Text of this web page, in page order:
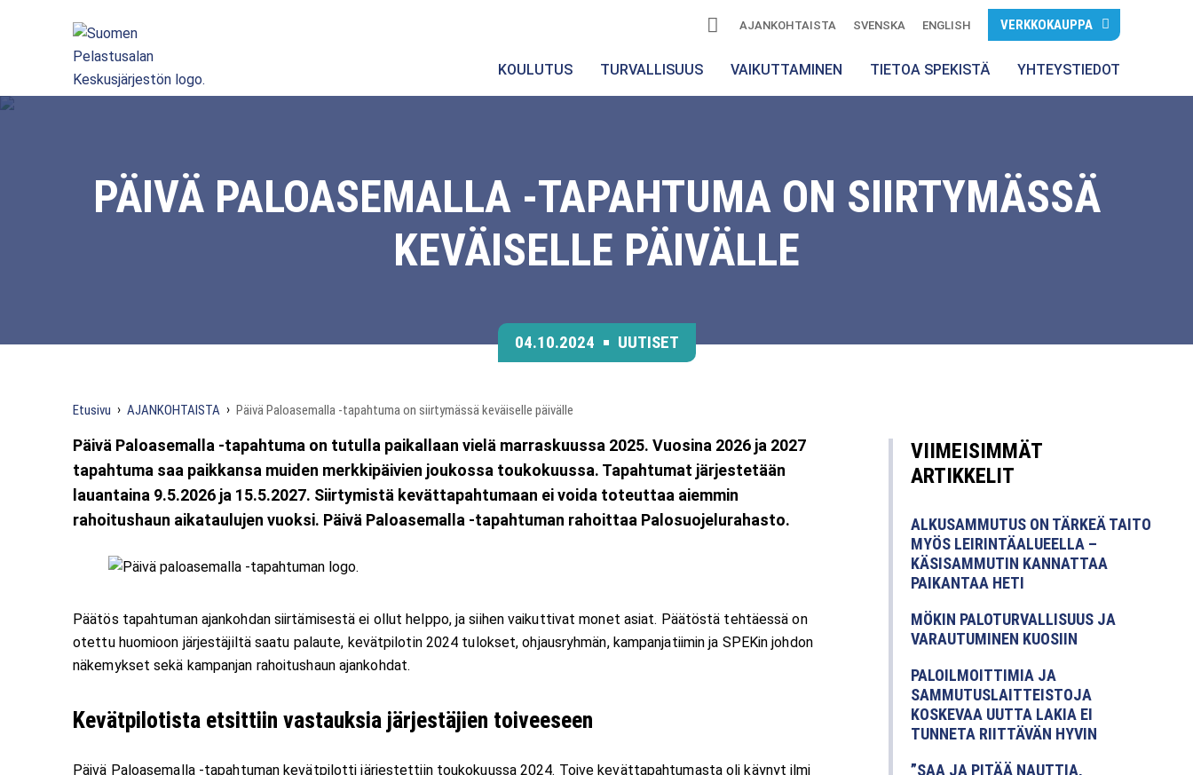
AJANKOHTAISTA SVENSKA ENGLISH VERKKOKAUPPA
KOULUTUS TURVALLISUUS VAIKUTTAMINEN TIETOA SPEKISTÄ YHTEYSTIEDOT
PÄIVÄ PALOASEMALLA -TAPAHTUMA ON SIIRTYMÄSSÄ
KEVÄISELLE PÄIVÄLLE
04.10.2024 UUTISET
Etusivu AJANKOHTAISTA Päivä Paloasemalla -tapahtuma on siirtymässä keväiselle päivälle
Päivä Paloasemalla -tapahtuma on tutulla paikallaan vielä marraskuussa 2025. Vuosina 2026 ja 2027
tapahtuma saa paikkansa muiden merkkipäivien joukossa toukokuussa. Tapahtumat järjestetään
lauantaina 9.5.2026 ja 15.5.2027. Siirtymistä kevättapahtumaan ei voida toteuttaa aiemmin
rahoitushaun aikataulujen vuoksi. Päivä Paloasemalla -tapahtuman rahoittaa Palosuojelurahasto.
Päätös tapahtuman ajankohdan siirtämisestä ei ollut helppo, ja siihen vaikuttivat monet asiat. Päätöstä tehtäessä on
otettu huomioon järjestäjiltä saatu palaute, kevätpilotin 2024 tulokset, ohjausryhmän, kampanjatiimin ja SPEKin johdon
näkemykset sekä kampanjan rahoitushaun ajankohdat.
Kevätpilotista etsittiin vastauksia järjestäjien toiveeseen
Päivä Paloasemalla -tapahtuman kevätpilotti järjestettiin toukokuussa 2024. Toive kevättapahtumasta oli käynyt ilmi
VIIMEISIMMÄT
ARTIKKELIT
ALKUSAMMUTUS ON TÄRKEÄ TAITO
MYÖS LEIRINTÄALUEELLA –
KÄSISAMMUTIN KANNATTAA
PAIKANTAA HETI
MÖKIN PALOTURVALLISUUS JA
VARAUTUMINEN KUOSIIN
PALOILMOITTIMIA JA
SAMMUTUSLAITTEISTOJA
KOSKEVAA UUTTA LAKIA EI
TUNNETA RIITTÄVÄN HYVIN
”SAA JA PITÄÄ NAUTTIA,